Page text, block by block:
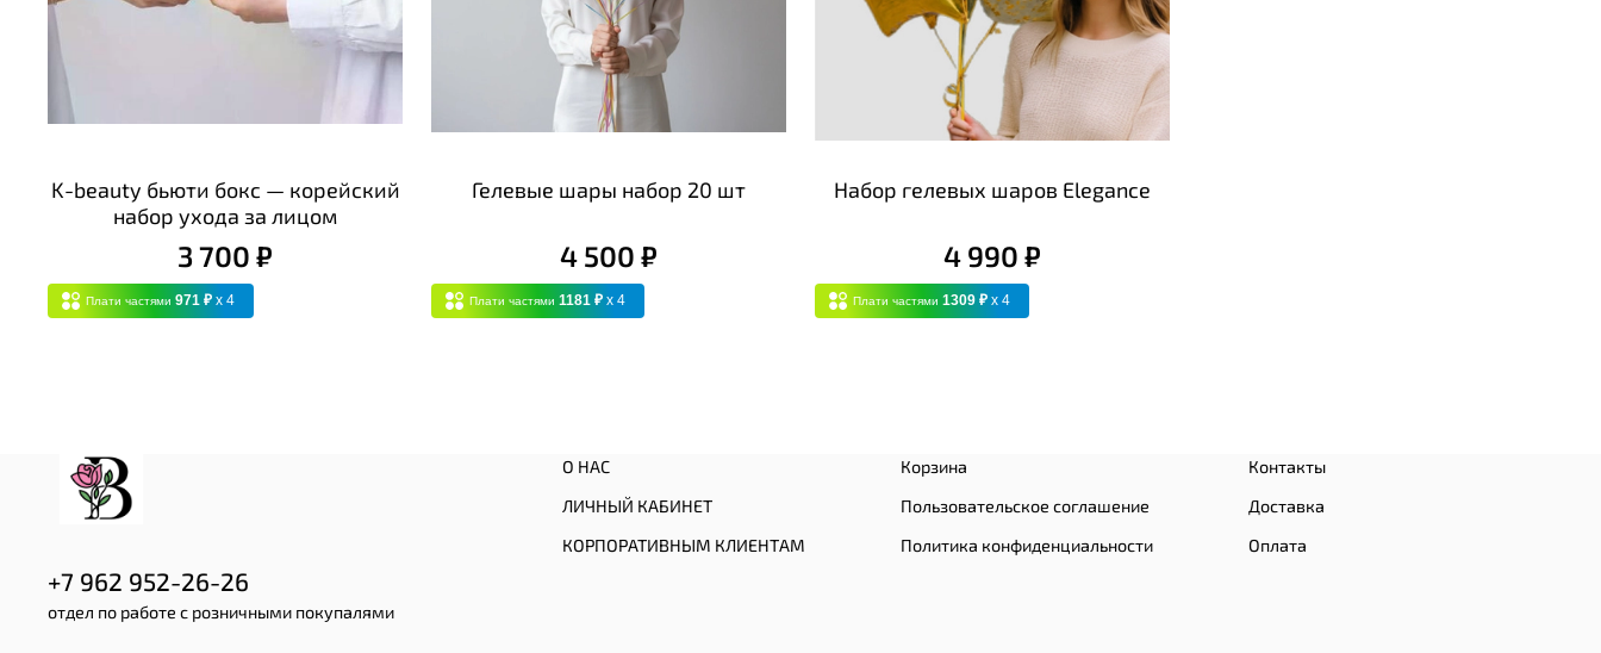
K-beauty бьюти бокс — корейский
набор ухода за лицом
3 700 ₽
Плати частями 971 ₽ x 4
Гелевые шары набор 20 шт
4 500 ₽
Плати частями 1181 ₽ x 4
Набор гелевых шаров Elegance
4 990 ₽
Плати частями 1309 ₽ x 4
О НАС
ЛИЧНЫЙ КАБИНЕТ
КОРПОРАТИВНЫМ КЛИЕНТАМ
Корзина
Пользовательское соглашение
Политика конфиденциальности
Контакты
Доставка
Оплата
+7 962 952-26-26
отдел по работе с розничными покупалями